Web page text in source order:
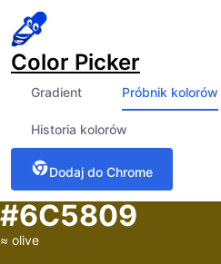
Color Picker
Gradient Próbnik kolorów
Historia kolorów
Dodaj do Chrome
#6C5809
≈ olive